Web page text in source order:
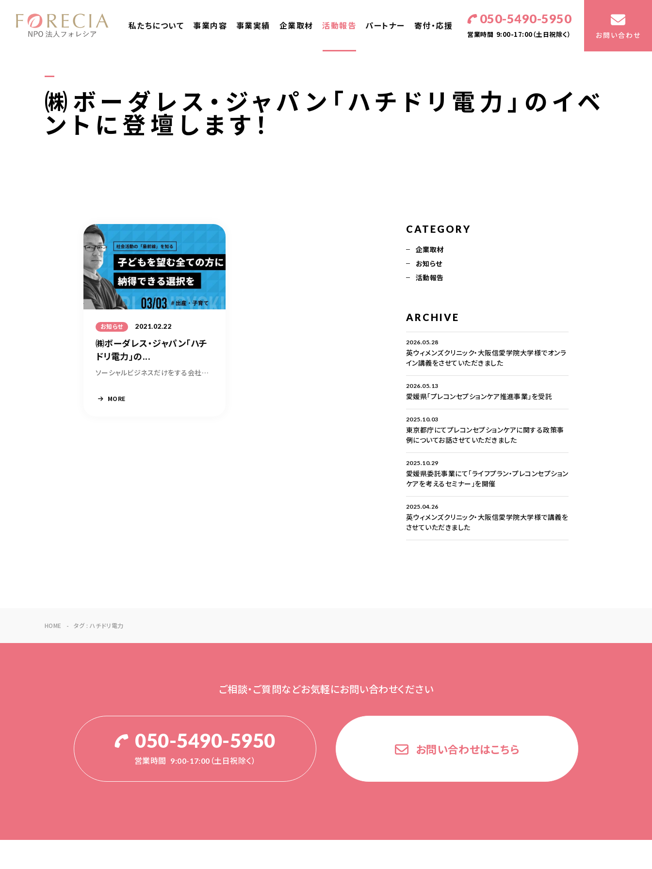
私たちについて 事業内容 事業実績 企業取材 活動報告 パートナー 寄付・応援 050-5490-5950
営業時間 9:00-17:00（土日祝除く） お問い合わせ
㈱ボーダレス・ジャパン「ハチドリ電力」のイベ
ントに登壇します！
お知らせ 2021.02.22
㈱ボーダレス・ジャパン「ハチ
ドリ電力」の...
ソーシャルビジネスだけをする会社を世界中で生...
MORE
CATEGORY
企業取材
お知らせ
活動報告
ARCHIVE
2026.05.28
英ウィメンズクリニック・大阪信愛学院大学様でオンラ
イン講義をさせていただきました
2026.05.13
愛媛県「プレコンセプションケア推進事業」を受託
2025.10.03
東京都庁にてプレコンセプションケアに関する政策事
例についてお話させていただきました
2025.10.29
愛媛県委託事業にて「ライフプラン・プレコンセプション
ケアを考えるセミナー」を開催
2025.04.26
英ウィメンズクリニック・大阪信愛学院大学様で講義を
させていただきました
HOME タグ : ハチドリ電力
ご相談・ご質問などお気軽にお問い合わせください
050-5490-5950
営業時間 9:00-17:00（土日祝除く）
お問い合わせはこちら